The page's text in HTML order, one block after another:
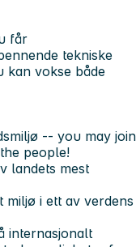
får
tekniske
kan vokse både
-- you may join
people!
landets mest
miljø i ett av verdens
internasjonalt